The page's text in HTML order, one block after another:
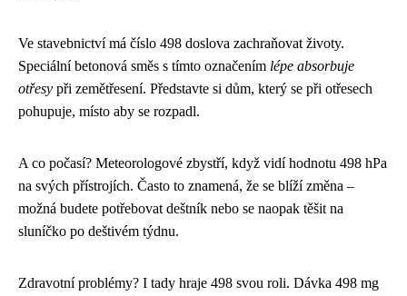
Ve stavebnictví má číslo 498 doslova zachraňovat životy.
Speciální betonová směs s tímto označením lépe absorbuje
otřesy při zemětřesení. Představte si dům, který se při otřesech
pohupuje, místo aby se rozpadl.
A co počasí? Meteorologové zbystří, když vidí hodnotu 498 hPa
na svých přístrojích. Často to znamená, že se blíží změna –
možná budete potřebovat deštník nebo se naopak těšit na
sluníčko po deštivém týdnu.
Zdravotní problémy? I tady hraje 498 svou roli. Dávka 498 mg